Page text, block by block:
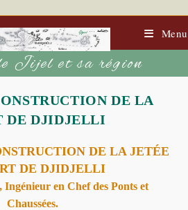
Menu
Jijel et sa région
DE LA
DE DJIDJELLI
DE LA JETÉE
DE DJIDJELLI
en Chef des Ponts et
Chaussées.